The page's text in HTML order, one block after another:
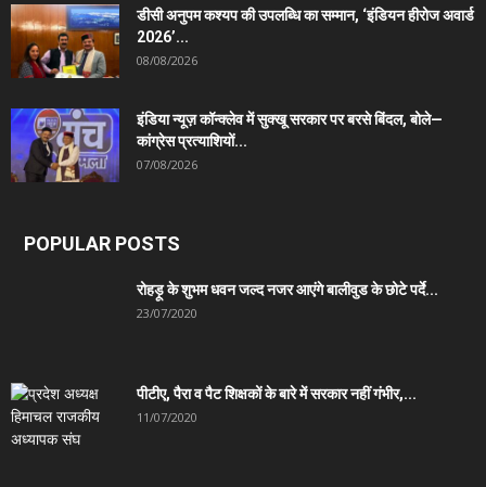
डीसी अनुपम कश्यप की उपलब्धि का सम्मान, ‘इंडियन हीरोज अवार्ड
2026’...
08/08/2026
इंडिया न्यूज़ कॉन्क्लेव में सुक्खू सरकार पर बरसे बिंदल, बोले—
कांग्रेस प्रत्याशियों...
07/08/2026
POPULAR POSTS
रोहड़ू के शुभम धवन जल्द नजर आएंगे बालीवुड के छोटे पर्दे...
23/07/2020
पीटीए, पैरा व पैट शिक्षकों के बारे में सरकार नहीं गंभीर,...
11/07/2020